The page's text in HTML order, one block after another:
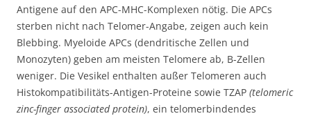
Antigene auf den APC-MHC-Komplexen nötig. Die APCs
sterben nicht nach Telomer-Angabe, zeigen auch kein
Blebbing. Myeloide APCs (dendritische Zellen und
Monozyten) geben am meisten Telomere ab, B-Zellen
weniger. Die Vesikel enthalten außer Telomeren auch
Histokompatibilitäts-Antigen-Proteine sowie TZAP (telomeric
zinc-finger associated protein), ein telomerbindendes